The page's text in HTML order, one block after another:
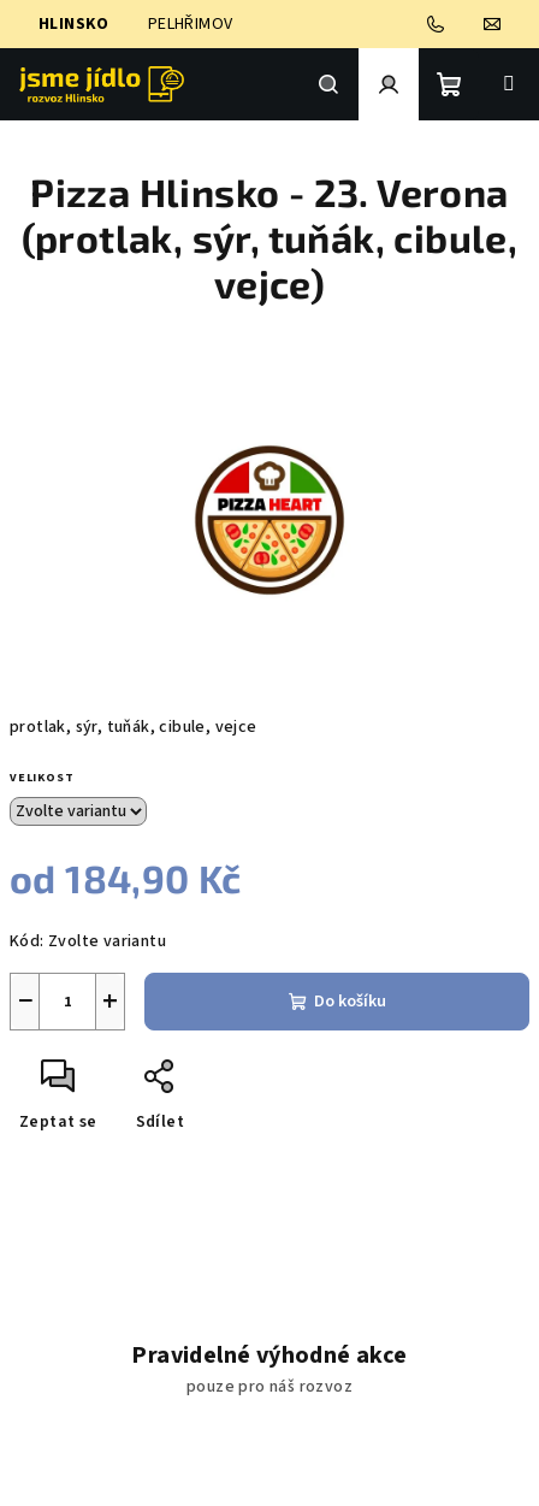
HLINSKO PELHŘIMOV
Hledat PřihlášeníNákupní
košík
protlak, sýr, tuňák, cibule, vejce
VELIKOST
od184,90 Kč
cena:
Kód: Zvolte variantu
+
− Do košíku
Zeptat se Sdílet
Pizza Hlinsko - 23. Verona
(protlak, sýr, tuňák, cibule,
vejce)
Pravidelné výhodné akce
pouze pro náš rozvoz